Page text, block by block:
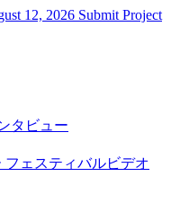
12, 2026 Submit Project
タビュー
フェスティバルビデオ